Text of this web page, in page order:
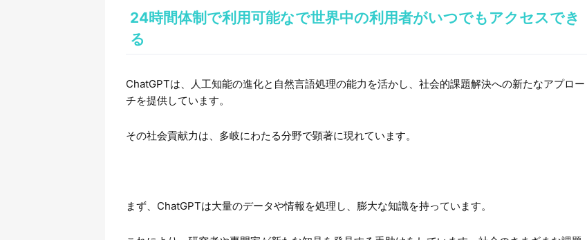
24時間体制で利用可能なで世界中の利用者がいつでもアクセスでき
る
ChatGPTは、人工知能の進化と自然言語処理の能力を活かし、社会的課題解決への新たなアプロー
チを提供しています。
その社会貢献力は、多岐にわたる分野で顕著に現れています。
まず、ChatGPTは大量のデータや情報を処理し、膨大な知識を持っています。